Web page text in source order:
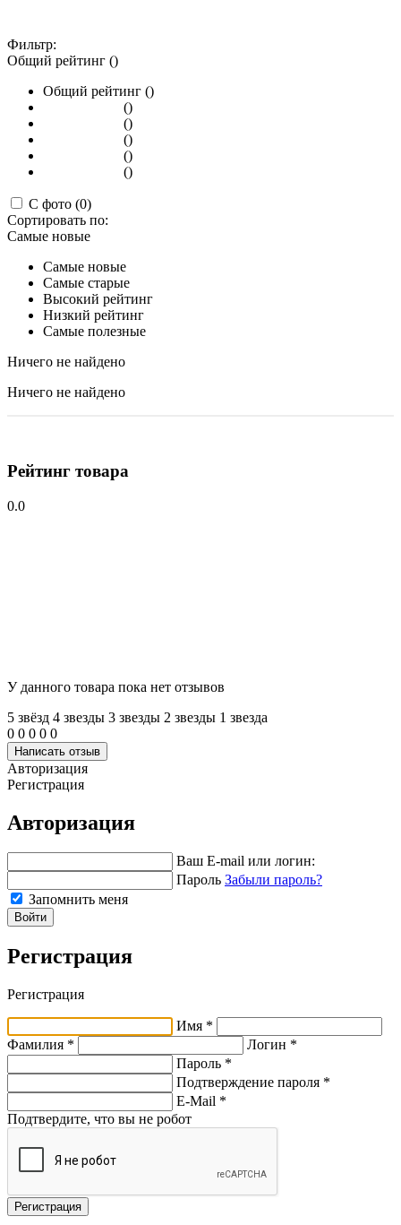
Фильтр:
Общий рейтинг ()
Общий рейтинг ()
()
()
()
()
()
С фото (0)
Сортировать по:
Самые новые
Самые новые
Самые старые
Высокий рейтинг
Низкий рейтинг
Самые полезные
Ничего не найдено
Ничего не найдено
Рейтинг товара
0.0
У данного товара пока нет отзывов
5 звёзд 4 звeзды 3 звeзды 2 звeзды 1 звeзда
0 0 0 0 0
Написать отзыв
Авторизация
Регистрация
Авторизация
Ваш E-mail или логин:
Пароль Забыли пароль?
Запомнить меня
Войти
Регистрация
Регистрация
Имя *
Фамилия *
Логин *
Пароль *
Подтверждение пароля *
E-Mail *
Подтвердите, что вы не робот
Регистрация